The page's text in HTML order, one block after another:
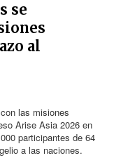
se
al
las misiones
Arise Asia 2026 en
participantes de 64
a las naciones.